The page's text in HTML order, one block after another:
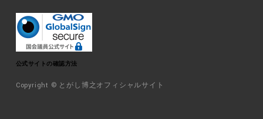
公式サイトの確認方法
Copyright © とがし博之オフィシャルサイト